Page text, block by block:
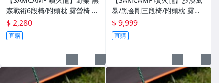
森戰術6段椅/附頭枕 露營椅 躺
椅 休閒椅 ※ 收納方便、舒適
耐坐
$ 2,280
直購
暴/黑金剛三段椅/附頭枕 露營
椅 躺椅 休閒椅 ※ 收納方便、
舒適耐坐
$ 9,999
直購